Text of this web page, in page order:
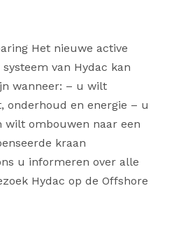
Het nieuwe active
van Hydac kan
wanneer: – u wilt
onderhoud en energie – u
wilt ombouwen naar een
kraan
u informeren over alle
Hydac op de Offshore